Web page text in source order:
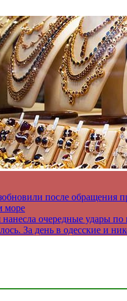
после обращения
море
очередные удары
За день в одесские и